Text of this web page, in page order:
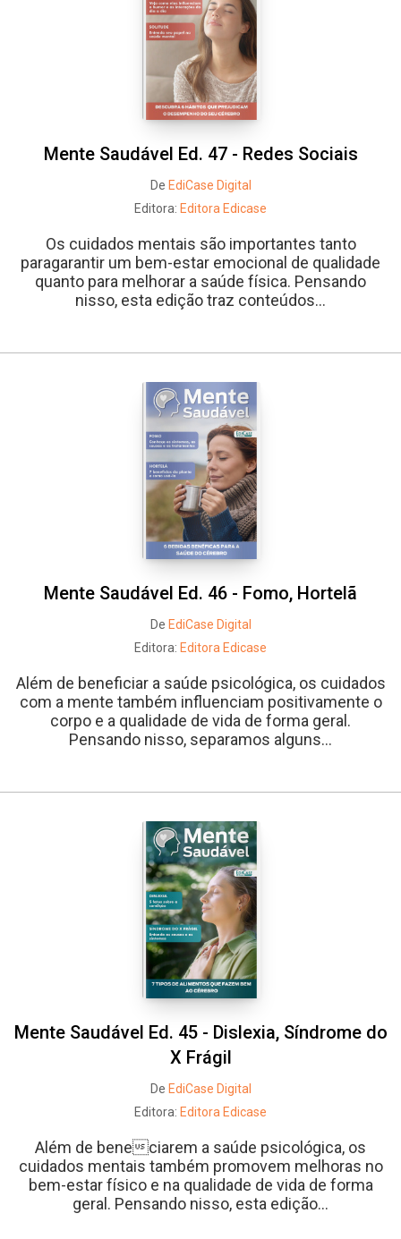
Mente Saudável Ed. 47 - Redes Sociais
De EdiCase Digital
Editora: Editora Edicase
Os cuidados mentais são importantes tanto
paragarantir um bem-estar emocional de qualidade
quanto para melhorar a saúde física. Pensando
nisso, esta edição traz conteúdos...
Mente Saudável Ed. 46 - Fomo, Hortelã
De EdiCase Digital
Editora: Editora Edicase
Além de beneficiar a saúde psicológica, os cuidados
com a mente também influenciam positivamente o
corpo e a qualidade de vida de forma geral.
Pensando nisso, separamos alguns...
Mente Saudável Ed. 45 - Dislexia, Síndrome do
X Frágil
De EdiCase Digital
Editora: Editora Edicase
Além de beneciarem a saúde psicológica, os
cuidados mentais também promovem melhoras no
bem-estar físico e na qualidade de vida de forma
geral. Pensando nisso, esta edição...